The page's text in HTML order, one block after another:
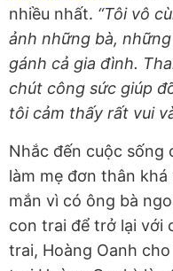
nhiều nhất. “Tôi vô
ảnh những bà,
gánh cả gia đình.
chút công sức giúp
tôi cảm thấy rất vui
Nhắc đến cuộc sống
làm mẹ đơn thân
mắn vì có ông bà
con trai để trở lại với
trai, Hoàng Oanh